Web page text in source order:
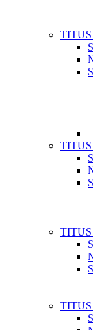
TITUS
TITUS
TITUS
TITUS